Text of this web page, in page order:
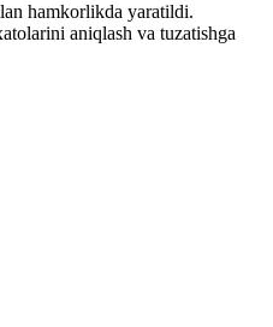
hamkorlikda yaratildi.
aniqlash va tuzatishga